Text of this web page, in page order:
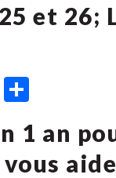
et 26;
Email
1 an